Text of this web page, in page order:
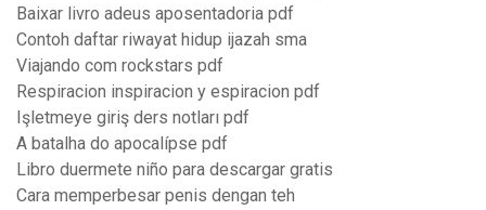
Baixar livro adeus aposentadoria pdf
Contoh daftar riwayat hidup ijazah sma
Viajando com rockstars pdf
Respiracion inspiracion y espiracion pdf
Işletmeye giriş ders notları pdf
A batalha do apocalípse pdf
Libro duermete niño para descargar gratis
Cara memperbesar penis dengan teh